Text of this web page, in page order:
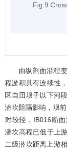
Fig.9
由纵剖面沿程
程淤积具有连续性
区自田坝子以下河
潜坎阻隔影响，坝
对较轻，IB016断
潜坎高程已低于上
二级潜坎距离上游